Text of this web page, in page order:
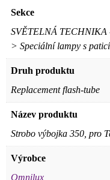
Sekce
SVĚTELNÁ TECHNIKA
> Speciální lampy s paticí
Druh produktu
Replacement flash-tube
Název produktu
Strobo výbojka 350, pro
Výrobce
Omnilux